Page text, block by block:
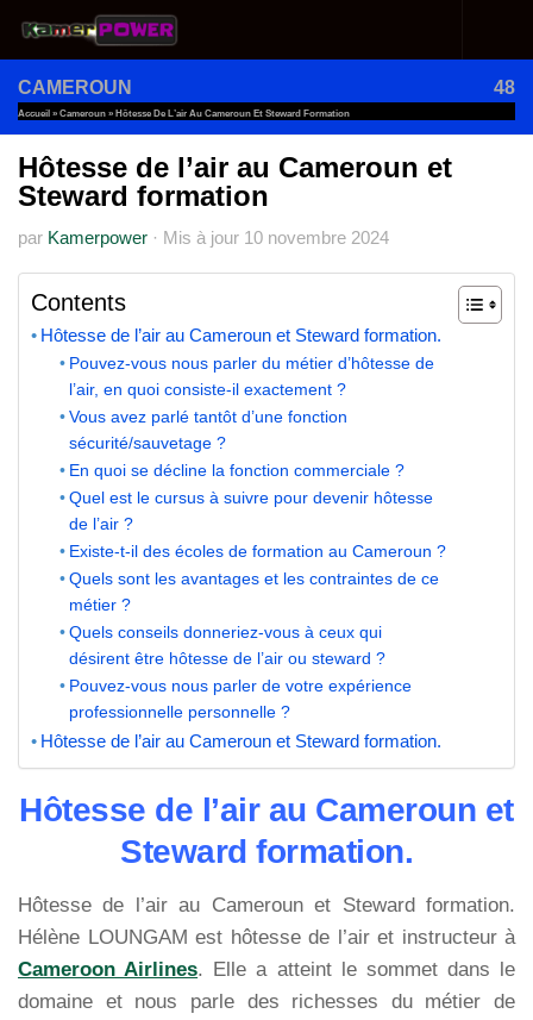
Au dessous du contenu
CAMEROUN 48
Accueil » Cameroun » Hôtesse De L’air Au Cameroun Et Steward Formation
Hôtesse de l’air au Cameroun et
Steward formation
par Kamerpower · Mis à jour 10 novembre 2024
Contents
Hôtesse de l’air au Cameroun et Steward formation.
Pouvez-vous nous parler du métier d’hôtesse de
l’air, en quoi consiste-il exactement ?
Vous avez parlé tantôt d’une fonction
sécurité/sauvetage ?
En quoi se décline la fonction commerciale ?
Quel est le cursus à suivre pour devenir hôtesse
de l’air ?
Existe-t-il des écoles de formation au Cameroun ?
Quels sont les avantages et les contraintes de ce
métier ?
Quels conseils donneriez-vous à ceux qui
désirent être hôtesse de l’air ou steward ?
Pouvez-vous nous parler de votre expérience
professionnelle personnelle ?
Hôtesse de l’air au Cameroun et Steward formation.
Hôtesse de l’air au Cameroun et
Steward formation.
Hôtesse de l’air au Cameroun et Steward formation.
Hélène LOUNGAM est hôtesse de l’air et instructeur à
Cameroon Airlines. Elle a atteint le sommet dans le
domaine et nous parle des richesses du métier de